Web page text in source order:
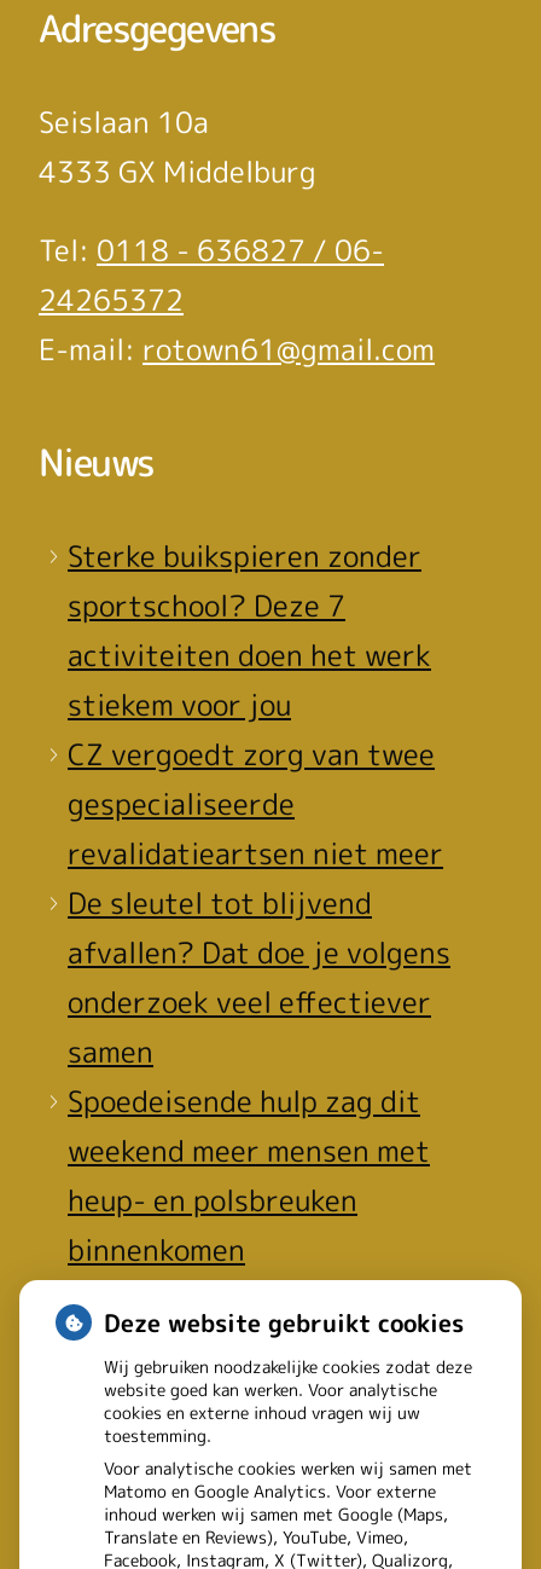
Adresgegevens
Seislaan 10a
4333 GX Middelburg
Tel: 0118 - 636827 / 06-
24265372
E-mail: rotown61@gmail.com
Nieuws
Sterke buikspieren zonder
sportschool? Deze 7
activiteiten doen het werk
stiekem voor jou
CZ vergoedt zorg van twee
gespecialiseerde
revalidatieartsen niet meer
De sleutel tot blijvend
afvallen? Dat doe je volgens
onderzoek veel effectiever
samen
Spoedeisende hulp zag dit
weekend meer mensen met
heup- en polsbreuken
binnenkomen
Een recept voor een wandeling:
waarom Erasmus MC patiënten
het park in stuurt
Deze website gebruikt cookies
Wij gebruiken noodzakelijke cookies zodat deze
website goed kan werken. Voor analytische
cookies en externe inhoud vragen wij uw
toestemming.
Voor analytische cookies werken wij samen met
Matomo en Google Analytics. Voor externe
inhoud werken wij samen met Google (Maps,
Translate en Reviews), YouTube, Vimeo,
Facebook, Instagram, X (Twitter), Qualizorg,